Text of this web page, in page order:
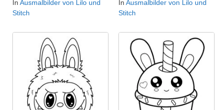
In Ausmalbilder von Lilo und
Stitch
In Ausmalbilder von Lilo und
Stitch